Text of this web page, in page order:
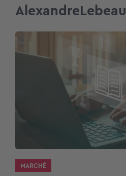
AlexandreLebeau
MARCHÉ